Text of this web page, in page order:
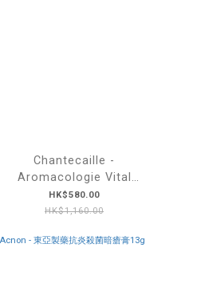
Chantecaille -
Aromacologie Vital
Essence 花妍煥活精華 30mL
HK$580.00
HK$1,160.00